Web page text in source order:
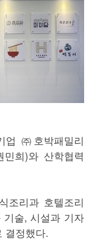
업 ㈜호박패밀리
희)와 산학협력
조리과 호텔조리
술, 시설과 기자
결정했다.